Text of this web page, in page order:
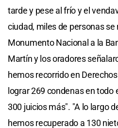
tarde y pese al frío y el
ciudad, miles de personas se
Monumento Nacional a la
Martín y los oradores
hemos recorrido en
lograr 269 condenas en todo
300 juicios más". "A lo largo
hemos recuperado a 130